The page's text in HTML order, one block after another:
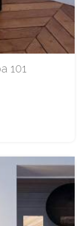
101